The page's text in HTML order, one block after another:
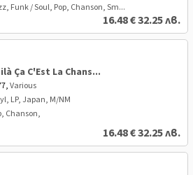
Funk / Soul, Pop, Chanson, Sm...
16.48€32.25 лв.
Ça C'Est La Chans...
Various
LP, Japan, M/NM
Chanson,
16.48€32.25 лв.